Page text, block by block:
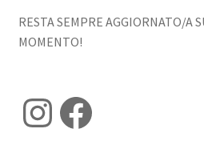
RESTA SEMPRE AGGIORNATO/A
MOMENTO!
Instagram
Facebook